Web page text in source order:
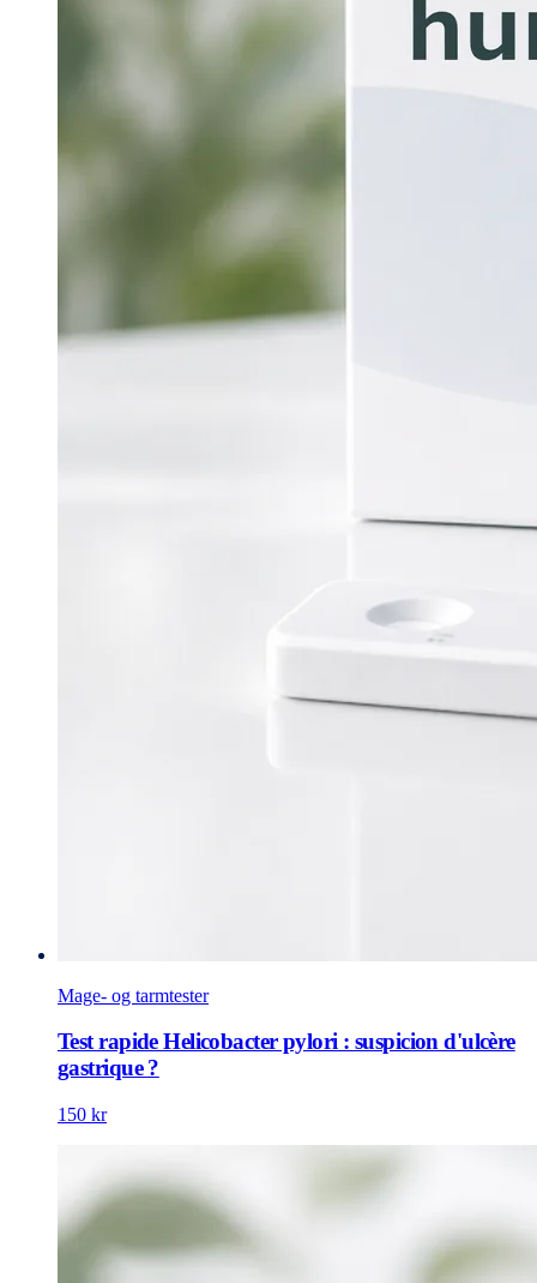
Mage- og tarmtester
Test rapide Helicobacter pylori : suspicion d'ulcère
gastrique ?
150 kr